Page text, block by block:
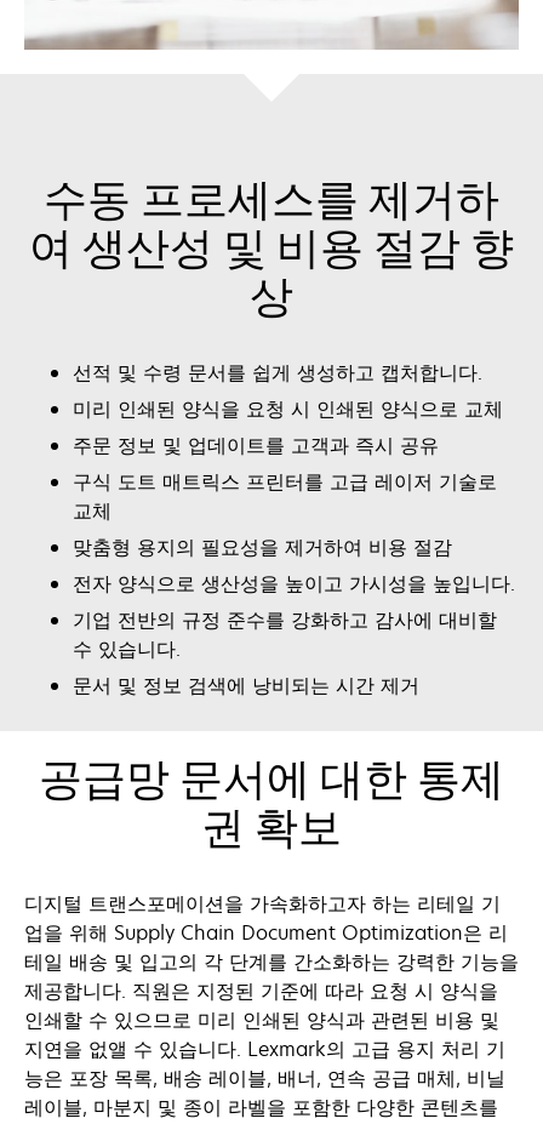
수동 프로세스를 제거하
여 생산성 및 비용 절감 향
상
선적 및 수령 문서를 쉽게 생성하고 캡처합니다.
미리 인쇄된 양식을 요청 시 인쇄된 양식으로 교체
주문 정보 및 업데이트를 고객과 즉시 공유
구식 도트 매트릭스 프린터를 고급 레이저 기술로
교체
맞춤형 용지의 필요성을 제거하여 비용 절감
전자 양식으로 생산성을 높이고 가시성을 높입니다.
기업 전반의 규정 준수를 강화하고 감사에 대비할
수 있습니다.
문서 및 정보 검색에 낭비되는 시간 제거
공급망 문서에 대한 통제
권 확보
디지털 트랜스포메이션을 가속화하고자 하는 리테일 기
업을 위해 Supply Chain Document Optimization은 리
테일 배송 및 입고의 각 단계를 간소화하는 강력한 기능을
제공합니다. 직원은 지정된 기준에 따라 요청 시 양식을
인쇄할 수 있으므로 미리 인쇄된 양식과 관련된 비용 및
지연을 없앨 수 있습니다. Lexmark의 고급 용지 처리 기
능은 포장 목록, 배송 레이블, 배너, 연속 공급 매체, 비닐
레이블, 마분지 및 종이 라벨을 포함한 다양한 콘텐츠를